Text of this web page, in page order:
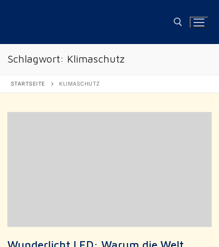
Schlagwort: Klimaschutz
STARTSEITE KLIMASCHUTZ